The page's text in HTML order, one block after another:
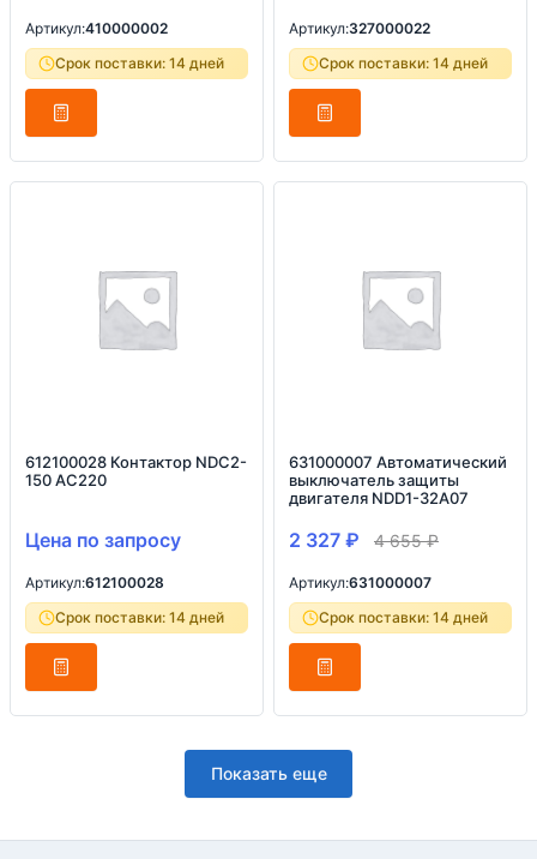
Артикул:410000002
Срок поставки: 14 дней
Артикул:327000022
Срок поставки: 14 дней
612100028 Контактор NDC2-
150 AC220
Цена по запросу
Артикул:612100028
Срок поставки: 14 дней
631000007 Автоматический
выключатель защиты
двигателя NDD1-32A07
2 327 ₽ 4 655₽
Артикул:631000007
Срок поставки: 14 дней
Показать еще